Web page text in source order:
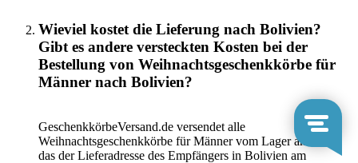
Wieviel kostet die Lieferung nach Bolivien?
Gibt es andere versteckten Kosten bei der
Bestellung von Weihnachtsgeschenkkörbe für
Männer nach Bolivien?
GeschenkkörbeVersand.de versendet alle
Weihnachtsgeschenkkörbe für Männer vom Lager am Ort,
das der Lieferadresse des Empfängers in Bolivien am